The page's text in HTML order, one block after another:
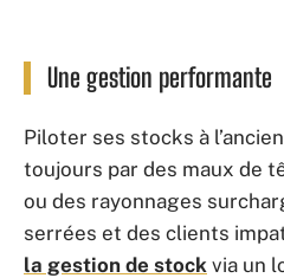
Une gestion performante
Piloter ses stocks à
toujours par des maux de
ou des rayonnages
serrées et des clients
la gestion de stock via un